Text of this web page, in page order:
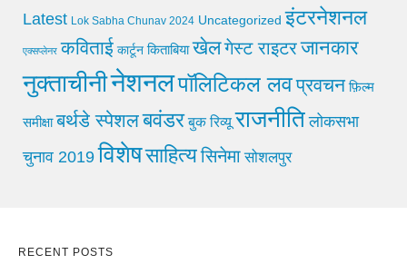
Latest Lok Sabha Chunav 2024 Uncategorized इंटरनेशनल
एक्सप्लेनर कविताई कार्टून किताबिया खेलगेस्ट राइटरजानकार
नुक्ताचीनीनेशनलपॉलिटिकल लवप्रवचन फ़िल्म
समीक्षा बर्थडे स्पेशलबवंडर बुक रिव्यू राजनीति लोकसभा
चुनाव 2019 विशेषसाहित्यसिनेमा सोशलपुर
RECENT POSTS